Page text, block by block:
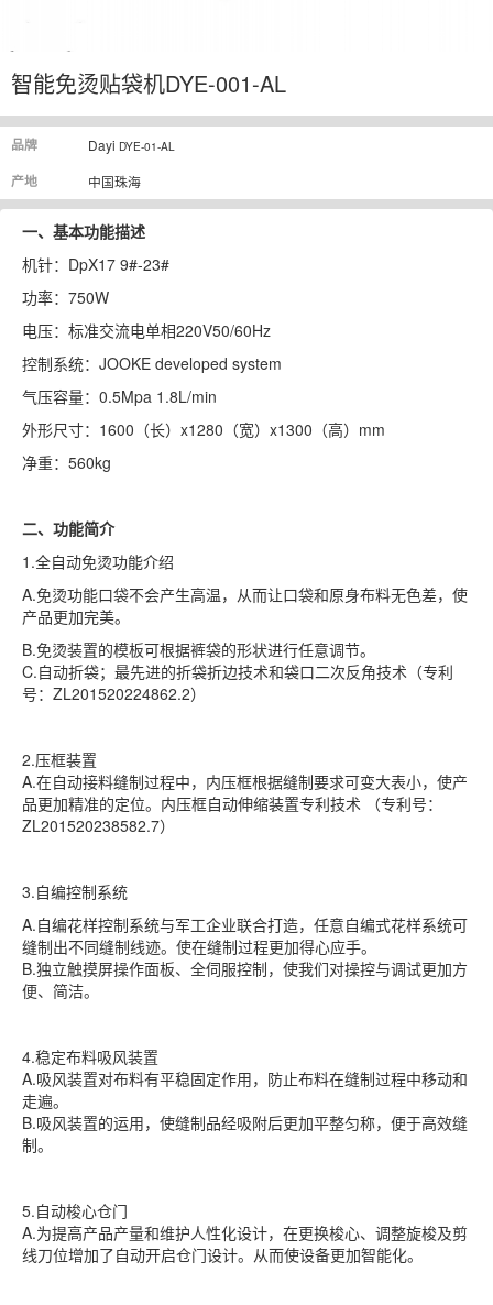
智能免烫贴袋机DYE-001-AL
品牌 Dayi DYE-01-AL
产地 中国珠海
一、基本功能描述
机针：DpX17 9#-23#
功率：750W
电压：标准交流电单相220V50/60Hz
控制系统：JOOKE developed system
气压容量：0.5Mpa 1.8L/min
外形尺寸：1600（长）x1280（宽）x1300（高）mm
净重：560kg
二、功能简介
1.全自动免烫功能介绍
A.免烫功能口袋不会产生高温，从而让口袋和原身布料无色差，使
产品更加完美。
B.免烫装置的模板可根据裤袋的形状进行任意调节。
C.自动折袋；最先进的折袋折边技术和袋口二次反角技术（专利
号：ZL201520224862.2）
2.压框装置
A.在自动接料缝制过程中，内压框根据缝制要求可变大表小，使产
品更加精准的定位。内压框自动伸缩装置专利技术 （专利号：
ZL201520238582.7）
3.自编控制系统
A.自编花样控制系统与军工企业联合打造，任意自编式花样系统可
缝制出不同缝制线迹。使在缝制过程更加得心应手。
B.独立触摸屏操作面板、全伺服控制，使我们对操控与调试更加方
便、简洁。
4.稳定布料吸风装置
A.吸风装置对布料有平稳固定作用，防止布料在缝制过程中移动和
走遍。
B.吸风装置的运用，使缝制品经吸附后更加平整匀称，便于高效缝
制。
5.自动梭心仓门
A.为提高产品产量和维护人性化设计，在更换梭心、调整旋梭及剪
线刀位增加了自动开启仓门设计。从而使设备更加智能化。